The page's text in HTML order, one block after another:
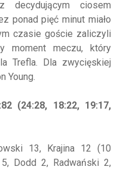
decydującym ciosem
ponad pięć minut miało
czasie goście zaliczyli
moment meczu, który
Trefla. Dla zwycięskiej
Young.
(24:28, 18:22, 19:17,
13, Krajina 12 (10
Dodd 2, Radwański 2,